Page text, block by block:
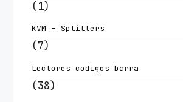
(1)
KVM - Splitters
(7)
Lectores codigos barra
(38)